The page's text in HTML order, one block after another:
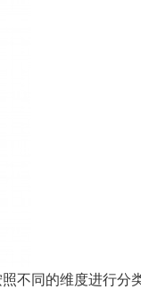
不同的维度进行分